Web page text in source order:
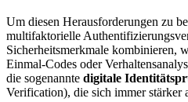
Um diesen Herausforderungen zu
multifaktorielle
Sicherheitsmerkmale kombinieren,
Einmal-Codes oder
die sogenannte digitale
Verification), die sich immer stärker